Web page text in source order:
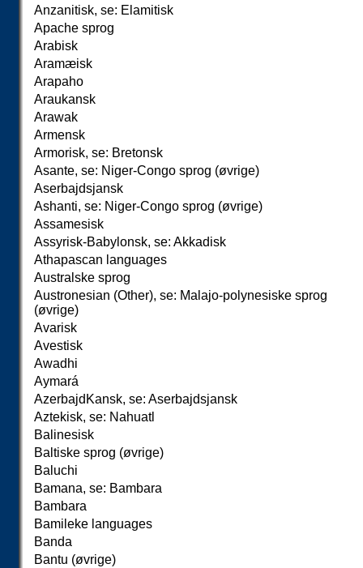
Anzanitisk, se: Elamitisk
Apache sprog
Arabisk
Aramæisk
Arapaho
Araukansk
Arawak
Armensk
Armorisk, se: Bretonsk
Asante, se: Niger-Congo sprog (øvrige)
Aserbajdsjansk
Ashanti, se: Niger-Congo sprog (øvrige)
Assamesisk
Assyrisk-Babylonsk, se: Akkadisk
Athapascan languages
Australske sprog
Austronesian (Other), se: Malajo-polynesiske sprog
(øvrige)
Avarisk
Avestisk
Awadhi
Aymará
Azerbajd Kansk, se: Aserbajdsjansk
Aztekisk, se: Nahuatl
Balinesisk
Baltiske sprog (øvrige)
Baluchi
Bamana, se: Bambara
Bambara
Bamileke languages
Banda
Bantu (øvrige)